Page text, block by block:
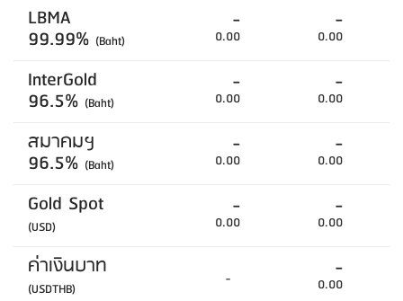
LBMA
99.99% (Baht)
-
0.00
-
0.00
InterGold
96.5% (Baht)
-
0.00
-
0.00
สมาคมฯ
96.5% (Baht)
-
0.00
-
0.00
Gold Spot
(USD)
-
0.00
-
0.00
ค่าเงินบาท
(USDTHB) - -
0.00